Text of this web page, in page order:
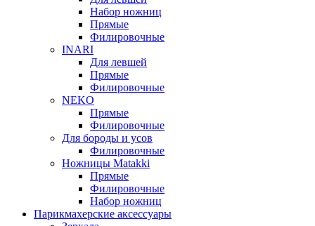
Набор ножниц
Прямые
Филировочные
INARI
Для левшей
Прямые
Филировочные
NEKO
Прямые
Филировочные
Для бороды и усов
Филировочные
Ножницы Matakki
Прямые
Филировочные
Набор ножниц
Парикмахерские аксессуары